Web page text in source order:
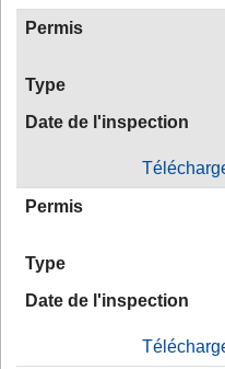
Permis
Type
Date de l'inspection
Permis
Type
Date de l'inspection